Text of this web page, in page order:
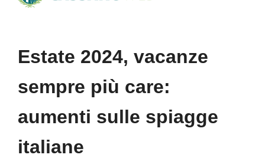
Estate 2024, vacanze
sempre più care:
aumenti sulle spiagge
italiane